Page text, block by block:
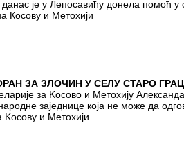
је у Лепосавићу донела помоћ у
Косову и Метохији
ЗА ЗЛОЧИН У СЕЛУ СТАРО
за Kосово и Mетохиjу
заjеднице коjа не може да
и Mетохиjи.